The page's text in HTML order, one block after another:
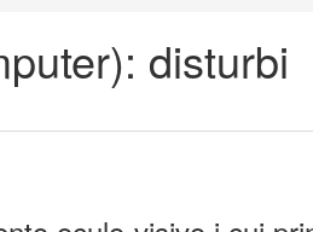
disturbi